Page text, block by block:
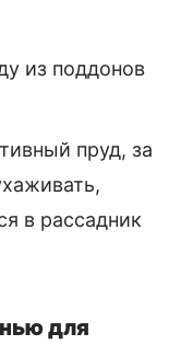
из поддонов
пруд, за
в рассадник
для